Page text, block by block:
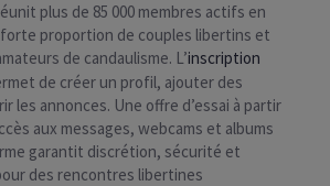
plus de 85 000 membres actifs en
forte proportion de couples libertins et
de candaulisme. L’inscription
de créer un profil, ajouter des
les annonces. Une offre d’essai à partir
aux messages, webcams et albums
garantit discrétion, sécurité et
des rencontres libertines